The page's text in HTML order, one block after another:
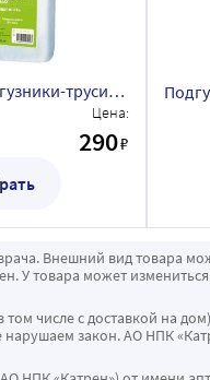
ЭлараHealth подгузники-трусики д/взрослых (впитывающие трусы) размер M, 3 шт.
Цена:
290₽
Внешний вид товара
У товара может
числе с доставкой на дом)
закон. АО НПК